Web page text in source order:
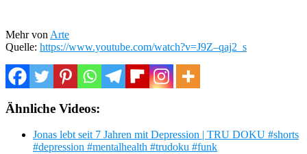
Mehr von Arte
Quelle: https://www.youtube.com/watch?v=J9Z–qaj2_s
Ähnliche Videos:
Jonas lebt seit 7 Jahren mit Depression | TRU DOKU #shorts
#depression #mentalhealth #trudoku #funk